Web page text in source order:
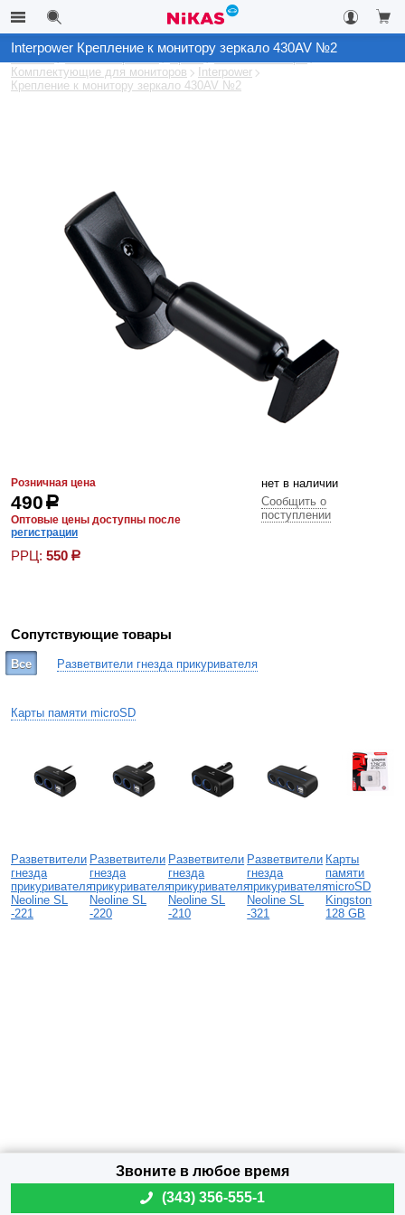
Каталог Автоэлектроника Архив
GPS-Навигаторы
Комплектующие для мониторов
Interpower
Крепление к монитору зеркало 430AV №2
Interpower Крепление к монитору зеркало 430AV №2
Розничная цена
490р
Оптовые цены доступны после
регистрации
РРЦ: 550 р
нет в наличии
Сообщить о
поступлении
Сопутствующие товары
Все Разветвители гнезда прикуривателя
Карты памяти microSD
Разветвители
гнезда
прикуривателя
Neoline SL
-221
Разветвители
гнезда
прикуривателя
Neoline SL
-220
Разветвители
гнезда
прикуривателя
Neoline SL
-210
Разветвители
гнезда
прикуривателя
Neoline SL
-321
Карты
памяти
microSD
Kingston
128 GB
(343) 356-555-1